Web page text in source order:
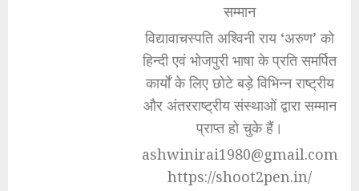
सम्मान
विद्यावाचस्पति अश्विनी राय ‘अरुण’ को
हिन्दी एवं भोजपुरी भाषा के प्रति समर्पित
कार्यों के लिए छोटे बड़े विभिन्न राष्ट्रीय
और अंतरराष्ट्रीय संस्थाओं द्वारा सम्मान
प्राप्त हो चुके हैं।
ashwinirai1980@gmail.com
https://shoot2pen.in/